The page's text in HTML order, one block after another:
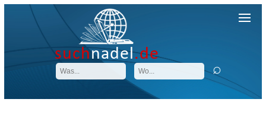
suchnadel.de